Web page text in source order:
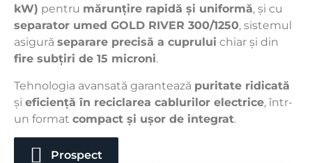
kW) pentru mărunțire rapidă și uniformă, și cu
separator umed GOLD RIVER 300/1250, sistemul
asigură separare precisă a cuprului chiar și din
fire subțiri de 15 microni.
Tehnologia avansată garantează puritate ridicată
și eficiență în reciclarea cablurilor electrice, într-
un format compact și ușor de integrat.
Prospect